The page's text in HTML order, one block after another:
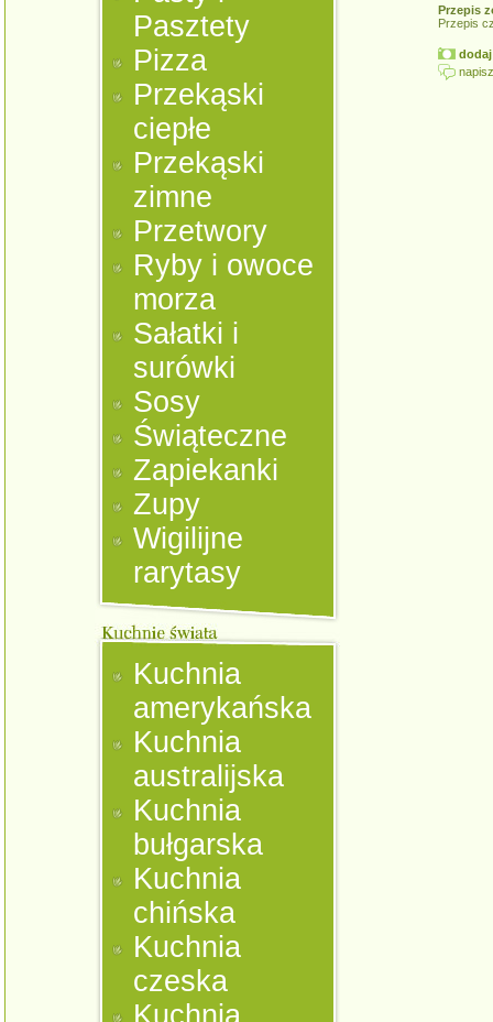
Pasztety
Pizza
Przekąski
ciepłe
Przekąski
zimne
Przetwory
Ryby i owoce
morza
Sałatki i
surówki
Sosy
Świąteczne
Zapiekanki
Zupy
Wigilijne
rarytasy
Kuchnia
amerykańska
Kuchnia
australijska
Kuchnia
bułgarska
Kuchnia
chińska
Kuchnia
czeska
Kuchnia
Przepis
Przepis